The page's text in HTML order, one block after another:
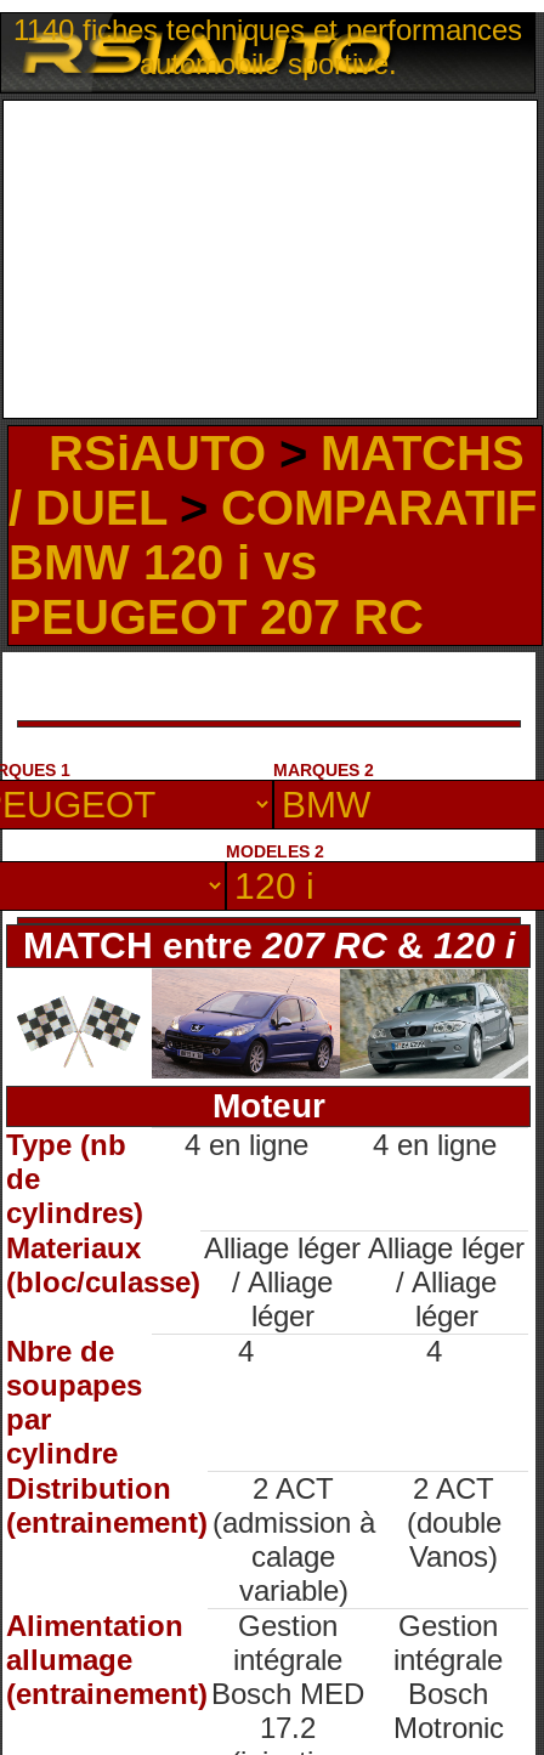
1140 fiches techniques et performances
automobile sportive.
RSiAUTO > MATCHS
/ DUEL> COMPARATIF
BMW 120 i vs
PEUGEOT 207 RC
1 MARQUES 2
MODELES 2
MATCH entre207 RC& 120 i
Moteur
Type (nb
de
cylindres)
4 en ligne 4 en ligne
Materiaux
(bloc/culasse)
Alliage léger
/ Alliage
léger
Alliage léger
/ Alliage
léger
Nbre de
soupapes
par
cylindre
4 4
Distribution
(entrainement)
2 ACT
(admission à
calage
variable)
2 ACT
(double
Vanos)
Alimentation
allumage
(entrainement)
Gestion
intégrale
Bosch MED
17.2
Gestion
intégrale
Bosch
Motronic